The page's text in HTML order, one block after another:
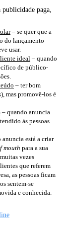
paga,
– se quer que a
do lançamento
usar.
ideal – quando
de público-
– ter bom
mas promovê-los é
– quando anuncia
às pessoas
anuncia está a criar
mouth para a sua
vezes
que referem
as pessoas ficam
sentem-se
e conhecida.